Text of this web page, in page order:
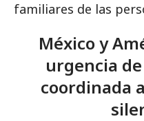
familiares de las
México y
urgencia
coordinada